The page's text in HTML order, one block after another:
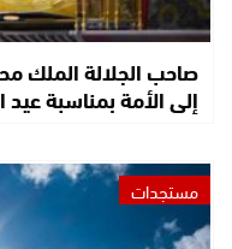
صاحب الجلالة الملك
إلى الأمة بمناسبة
مستجدات